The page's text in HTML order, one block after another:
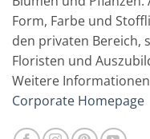
Form, Farbe und
den privaten Bereich,
Floristen und
Weitere
Corporate Homepage